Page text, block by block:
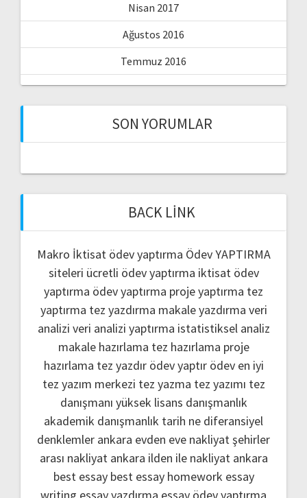
Nisan 2017
Ağustos 2016
Temmuz 2016
SON YORUMLAR
BACK LINK
Makro İktisat ödev yaptırma Ödev YAPTIRMA
siteleri ücretli ödev yaptırma iktisat ödev
yaptırma ödev yaptırma proje yaptırma tez
yaptırma tez yazdırma makale yazdırma veri
analizi veri analizi yaptırma istatistiksel analiz
makale hazırlama tez hazırlama proje
hazırlama tez yazdır ödev yaptır ödev en iyi
tez yazım merkezi tez yazma tez yazımı tez
danışmanı yüksek lisans danışmanlık
akademik danışmanlık tarih ne diferansiyel
denklemler ankara evden eve nakliyatşehirler
arası nakliyat ankara ilden ile nakliyat ankara
best essay best essay homework essay